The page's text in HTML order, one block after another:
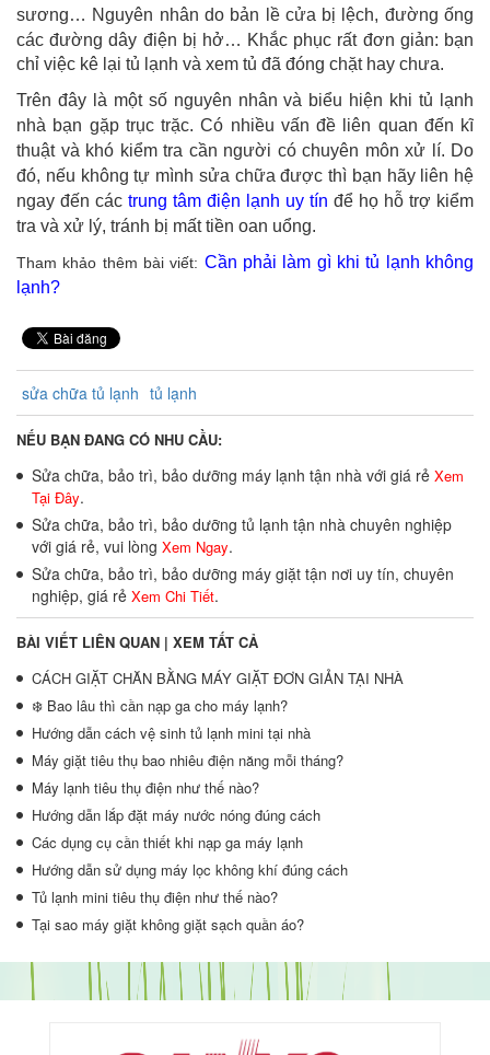
sương… Nguyên nhân do bản lề cửa bị lệch, đường ống
các đường dây điện bị hở… Khắc phục rất đơn giản: bạn
chỉ việc kê lại tủ lạnh và xem tủ đã đóng chặt hay chưa.
Trên đây là một số nguyên nhân và biểu hiện khi tủ lạnh
nhà bạn gặp trục trặc. Có nhiều vấn đề liên quan đến kĩ
thuật và khó kiểm tra cần người có chuyên môn xử lí. Do
đó, nếu không tự mình sửa chữa được thì bạn hãy liên hệ
ngay đến các trung tâm điện lạnh uy tín để họ hỗ trợ kiểm
tra và xử lý, tránh bị mất tiền oan uổng.
Tham khảo thêm bài viết: Cần phải làm gì khi tủ lạnh không
lạnh?
sửa chữa tủ lạnh tủ lạnh
NẾU BẠN ĐANG CÓ NHU CẦU:
Sửa chữa, bảo trì, bảo dưỡng máy lạnh tận nhà với giá rẻ Xem
Tại Đây.
Sửa chữa, bảo trì, bảo dưỡng tủ lạnh tận nhà chuyên nghiệp
với giá rẻ, vui lòng Xem Ngay.
Sửa chữa, bảo trì, bảo dưỡng máy giặt tận nơi uy tín, chuyên
nghiệp, giá rẻ Xem Chi Tiết.
BÀI VIẾT LIÊN QUAN | XEM TẤT CẢ
CÁCH GIẶT CHĂN BẰNG MÁY GIẶT ĐƠN GIẢN TẠI NHÀ
❄️ Bao lâu thì cần nạp ga cho máy lạnh?
Hướng dẫn cách vệ sinh tủ lạnh mini tại nhà
Máy giặt tiêu thụ bao nhiêu điện năng mỗi tháng?
Máy lạnh tiêu thụ điện như thế nào?
Hướng dẫn lắp đặt máy nước nóng đúng cách
Các dụng cụ cần thiết khi nạp ga máy lạnh
Hướng dẫn sử dụng máy lọc không khí đúng cách
Tủ lạnh mini tiêu thụ điện như thế nào?
Tại sao máy giặt không giặt sạch quần áo?